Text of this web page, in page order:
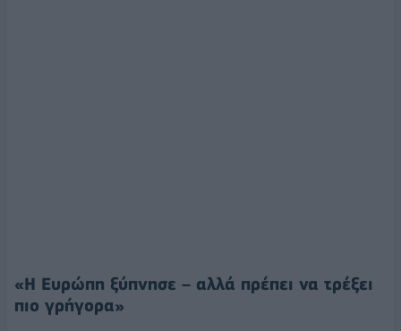
«Η Ευρώπη ξύπνησε – αλλά πρέπει να τρέξει
πιο γρήγορα»